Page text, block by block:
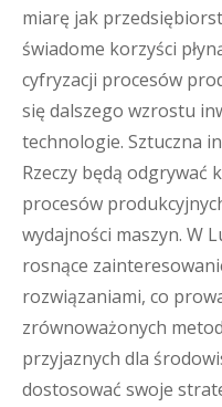
miarę jak
świadome korzyści
cyfryzacji procesów
się dalszego wzrostu
technologie. Sztuczna
Rzeczy będą odgrywać
procesów
wydajności maszyn. W
rosnące
rozwiązaniami, co
zrównoważonych
przyjaznych dla
dostosować swoje